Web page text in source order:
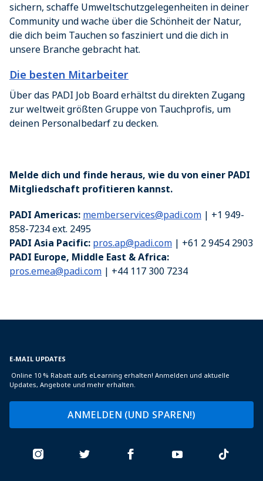
sichern, schaffe Umweltschutzgelegenheiten in deiner
Community und wache über die Schönheit der Natur,
die dich beim Tauchen so fasziniert und die dich in
unsere Branche gebracht hat.
Die besten Mitarbeiter
Über das PADI Job Board erhältst du direkten Zugang
zur weltweit größten Gruppe von Tauchprofis, um
deinen Personalbedarf zu decken.
Melde dich und finde heraus, wie du von einer PADI
Mitgliedschaft profitieren kannst.
PADI Americas: memberservices@padi.com | +1 949-
858-7234 ext. 2495
PADI Asia Pacific: pros.ap@padi.com | +61 2 9454 2903
PADI Europe, Middle East & Africa:
pros.emea@padi.com | +44 117 300 7234
E-MAIL UPDATES
Online 10 % Rabatt aufs eLearning erhalten! Anmelden und aktuelle
Updates, Angebote und mehr erhalten.
ANMELDEN (UND SPAREN!)